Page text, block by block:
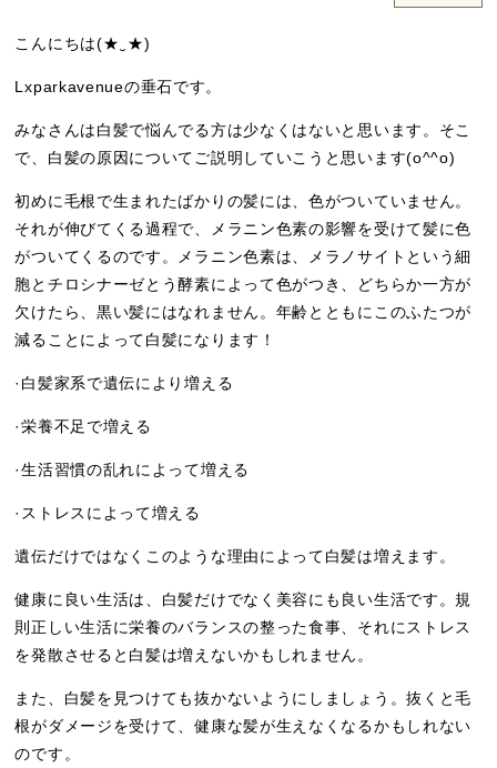
こんにちは(★‿★)
Lxparkavenueの垂石です。
みなさんは白髪で悩んでる方は少なくはないと思います。そこ
で、白髪の原因についてご説明していこうと思います(o^^o)
初めに毛根で生まれたばかりの髪には、色がついていません。
それが伸びてくる過程で、メラニン色素の影響を受けて髪に色
がついてくるのです。メラニン色素は、メラノサイトという細
胞とチロシナーゼとう酵素によって色がつき、どちらか一方が
欠けたら、黒い髪にはなれません。年齢とともにこのふたつが
減ることによって白髪になります！
·白髪家系で遺伝により増える
·栄養不足で増える
·生活習慣の乱れによって増える
·ストレスによって増える
遺伝だけではなくこのような理由によって白髪は増えます。
健康に良い生活は、白髪だけでなく美容にも良い生活です。規
則正しい生活に栄養のバランスの整った食事、それにストレス
を発散させると白髪は増えないかもしれません。
また、白髪を見つけても抜かないようにしましょう。抜くと毛
根がダメージを受けて、健康な髪が生えなくなるかもしれない
のです。